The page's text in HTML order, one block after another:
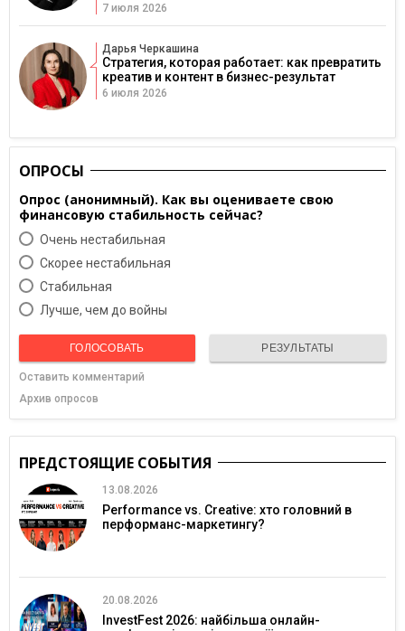
7 июля 2026
Дарья Черкашина
Стратегия, которая работает: как превратить
креатив и контент в бизнес-результат
6 июля 2026
ОПРОСЫ
Опрос (анонимный). Как вы оцениваете свою
финансовую стабильность сейчас?
Очень нестабильная
Скорее нестабильная
Cтабильная
Лучше, чем до войны
ГОЛОСОВАТЬ РЕЗУЛЬТАТЫ
Оставить комментарий
Архив опросов
ПРЕДСТОЯЩИЕ СОБЫТИЯ
13.08.2026
Performance vs. Creative: хто головний в
перформанс-маркетингу?
20.08.2026
InvestFest 2026: найбільша онлайн-